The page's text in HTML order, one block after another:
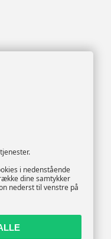
i nedenstående
dine samtykker
nederst til venstre på